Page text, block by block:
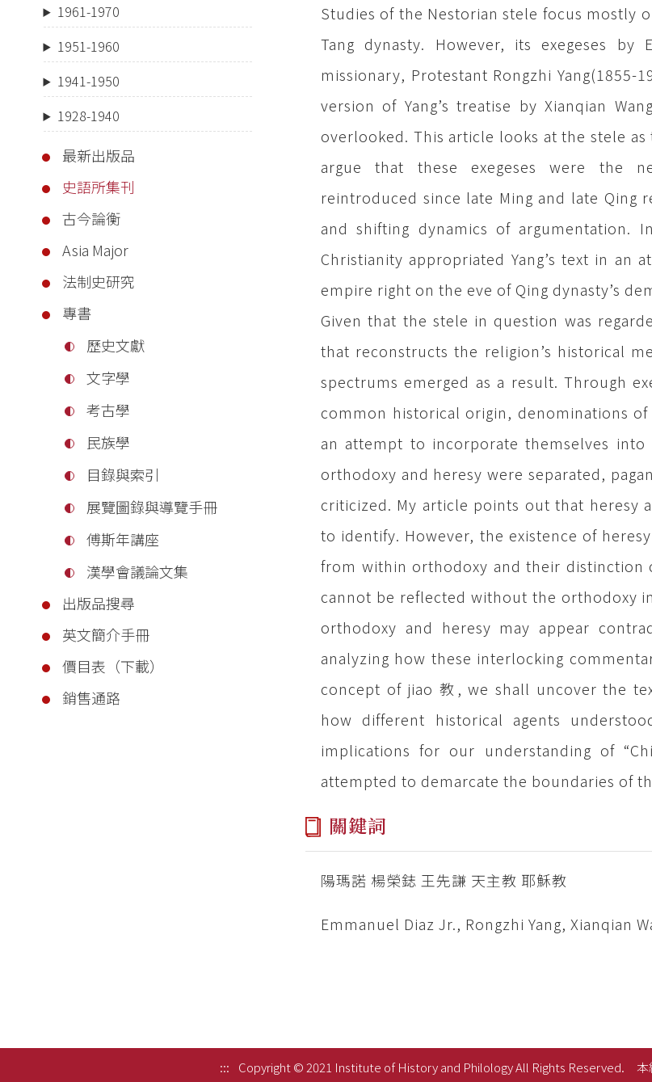
1961-1970
1951-1960
1941-1950
1928-1940
最新出版品
史語所集刊
古今論衡
Asia Major
法制史研究
專書
歷史文獻
文字學
考古學
民族學
目錄與索引
展覽圖錄與導覽手冊
傅斯年講座
漢學會議論文集
出版品搜尋
英文簡介手冊
價目表（下載）
銷售通路
Studies of the Nestorian stele focus mostly
Tang dynasty. However, its exegeses by
missionary, Protestant Rongzhi
version of Yang’s treatise by Xianqian
overlooked. This article looks at the stele
argue that these exegeses were the
reintroduced since late Ming and late Qing
and shifting dynamics of argumentation.
Christianity appropriated Yang’s text in
empire right on the eve of Qing dynasty’s
Given that the stele in question was
that reconstructs the religion’s historical
spectrums emerged as a result. Through
common historical origin, denominations
an attempt to incorporate themselves into
orthodoxy and heresy were separated,
criticized. My article points out that heresy
to identify. However, the existence of
from within orthodoxy and their distinction
cannot be reflected without the orthodoxy
orthodoxy and heresy may appear
analyzing how these interlocking
concept of jiao 教, we shall uncover the
how different historical agents
implications for our understanding of
attempted to demarcate the boundaries of
關鍵詞
陽瑪諾 楊榮鋕 王先謙 天主教 耶穌教
Emmanuel Diaz Jr., Rongzhi Yang, Xianqian
::: Copyright © 2021 Institute of History and Philology All Rights Reserved.